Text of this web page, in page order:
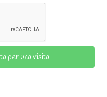
per una visita